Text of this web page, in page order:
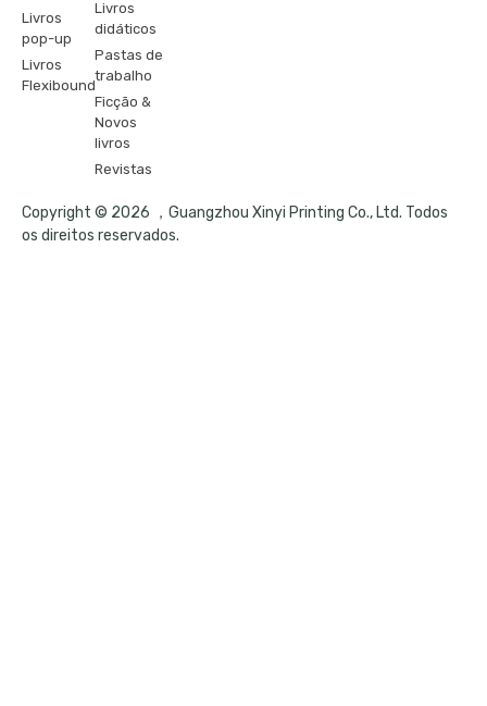
Livros
pop-up
Livros
Flexibound
Livros
didáticos
Pastas de
trabalho
Ficção &
Novos
livros
Revistas
Copyright © 2026 ，Guangzhou Xinyi Printing Co., Ltd. Todos
os direitos reservados.